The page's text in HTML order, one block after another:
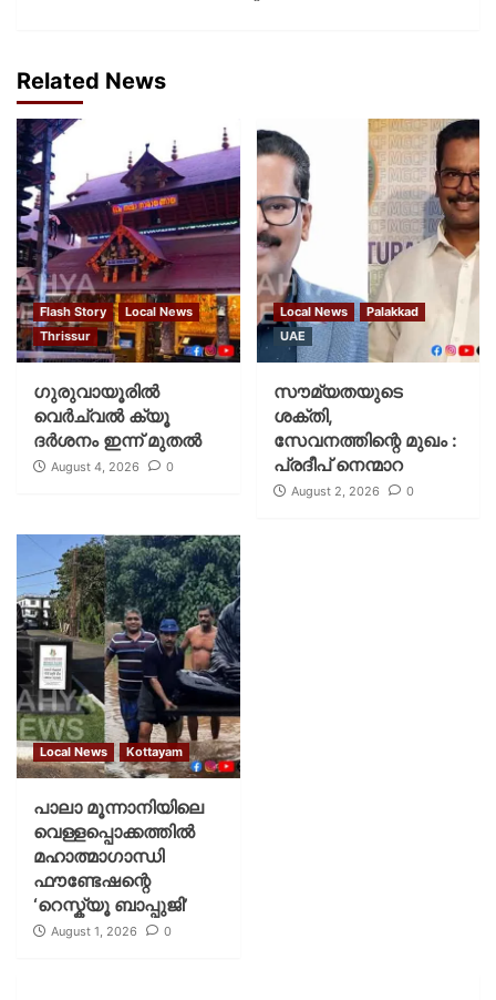
Related News
Flash Story
Local News
Thrissur
ഗുരുവായൂരില്‍
വെര്‍ച്വല്‍ ക്യൂ
ദര്‍ശനം ഇന്ന് മുതല്‍
August 4, 2026 0
Local News
Palakkad
UAE
സൗമ്യതയുടെ
ശക്തി,
സേവനത്തിന്റെ മുഖം :
പ്രദീപ് നെന്മാറ
August 2, 2026 0
Local News Kottayam
പാലാ മൂന്നാനിയിലെ
വെള്ളപ്പൊക്കത്തിൽ
മഹാത്മാഗാന്ധി
ഫൗണ്ടേഷന്റെ
‘റെസ്ക്യൂ ബാപ്പുജി’
August 1, 2026 0